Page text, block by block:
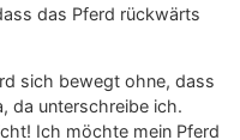
das Pferd rückwärts
sich bewegt ohne, dass
da unterschreibe ich.
Ich möchte mein Pferd